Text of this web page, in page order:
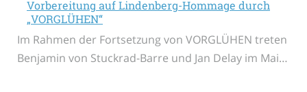
Vorbereitung auf Lindenberg-Hommage durch
„VORGLÜHEN“
Im Rahmen der Fortsetzung von VORGLÜHEN treten
Benjamin von Stuckrad-Barre und Jan Delay im Mai…